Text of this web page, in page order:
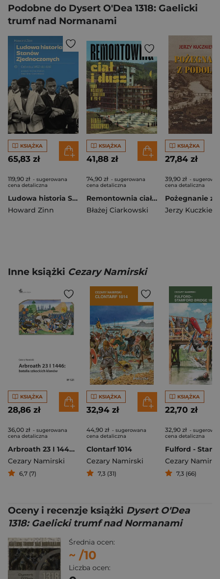
Podobne do Dysert O'Dea 1318: Gaelicki
trumf nad Normanami
KSIĄŻKA
65,83 zł
119,90 zł - sugerowana
cena detaliczna
Ludowa historia Stanów Zjednoczonych. Od roku 1492 do dziś wyd. 2
Howard Zinn
KSIĄŻKA
41,88 zł
74,90 zł - sugerowana
cena detaliczna
Remontownia ciał i dusz. Domy wczasowe i sanatoria w PRL-u
Błażej Ciarkowski
KSIĄŻKA
27,84 zł
39,90 zł -
cena detaliczna
Jerzy
Inne książki Cezary Namirski
KSIĄŻKA
28,86 zł
36,00 zł - sugerowana
cena detaliczna
Arbroath 23 I 1446 batalia szkockich klanów
Cezary Namirski
6,7 (7)
KSIĄŻKA
32,94 zł
44,90 zł - sugerowana
cena detaliczna
Clontarf 1014
Cezary Namirski
7,3 (31)
KSIĄŻKA
22,70 zł
32,90 zł -
cena detaliczna
Cezary
7,3 (66)
Oceny i recenzje książki Dysert O'Dea
1318: Gaelicki trumf nad Normanami
Średnia ocen:
~ /10
Liczba ocen: